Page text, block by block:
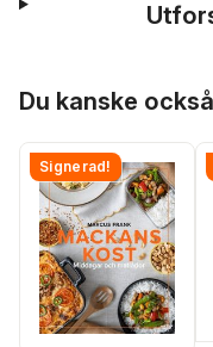
Du kanske
Signerad!